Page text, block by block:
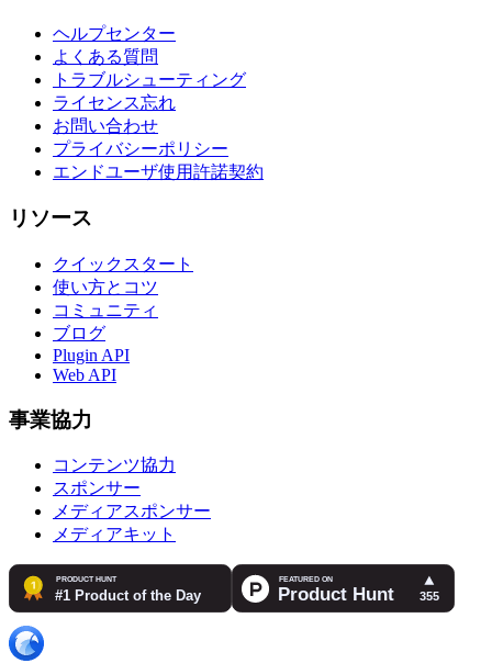
ヘルプセンター
よくある質問
トラブルシューティング
ライセンス忘れ
お問い合わせ
プライバシーポリシー
エンドユーザ使用許諾契約
リソース
クイックスタート
使い方とコツ
コミュニティ
ブログ
Plugin API
Web API
事業協力
コンテンツ協力
スポンサー
メディアスポンサー
メディアキット